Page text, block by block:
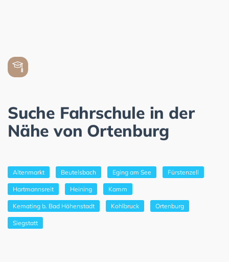
Suche Fahrschule in der
Nähe von Ortenburg
Altenmarkt Beutelsbach Eging am See Fürstenzell
Hartmannsreit Heining Kamm
Kemating b. Bad Höhenstadt Kohlbruck Ortenburg
Siegstatt